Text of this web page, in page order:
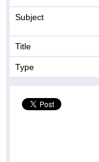
Subject
Title
Type